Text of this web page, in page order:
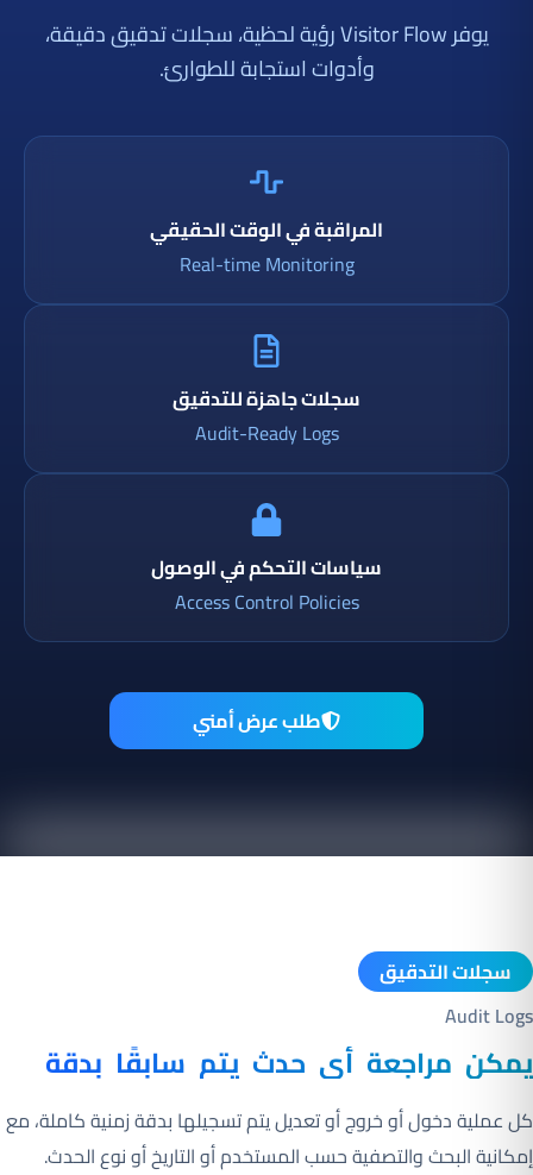
يوفر Visitor Flow رؤية لحظية، سجلات تدقيق دقيقة،
وأدوات استجابة للطوارئ.
المراقبة في الوقت الحقيقي
Real-time Monitoring
سجلات جاهزة للتدقيق
Audit-Ready Logs
سياسات التحكم في الوصول
Access Control Policies
طلب عرض أمني
سجلات التدقيق
Audit Logs
يمكن مراجعة أي حدث يتم سابقًا بدقة
كل عملية دخول أو خروج أو تعديل يتم تسجيلها بدقة زمنية كاملة، مع
إمكانية البحث والتصفية حسب المستخدم أو التاريخ أو نوع الحدث.